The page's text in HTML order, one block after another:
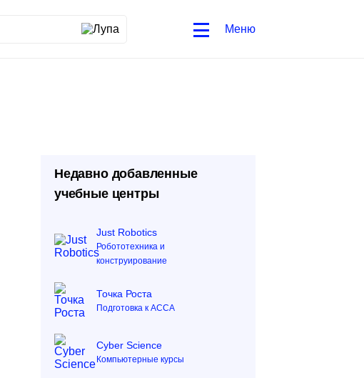
Меню
Недавно добавленные
учебные центры
Just Robotics
Робототехника и
конструирование
Точка Роста
Подготовка к ACCA
Cyber Science
Компьютерные курсы